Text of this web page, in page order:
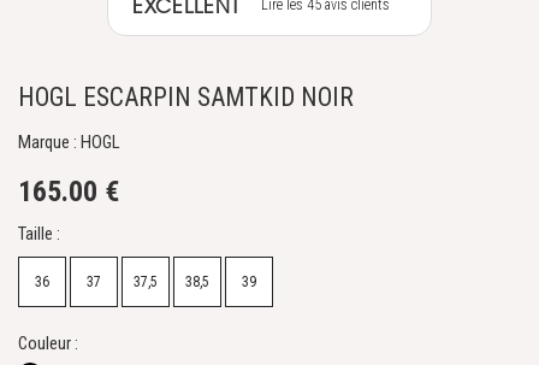
EXCELLENT Lire les 45 avis clients
HOGL ESCARPIN SAMTKID NOIR
Marque : HOGL
165.00 €
Taille :
36 37 37,5 38,5 39
Couleur :